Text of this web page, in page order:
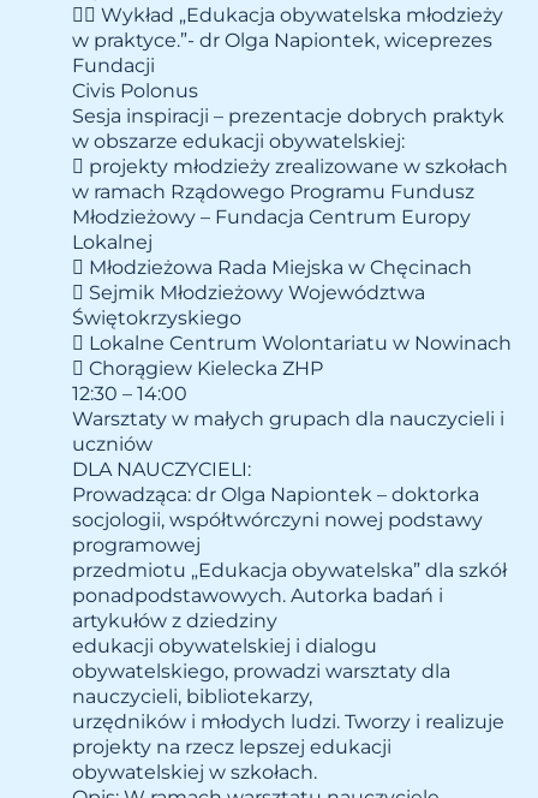
 Wykład „Edukacja obywatelska młodzieży
w praktyce.”- dr Olga Napiontek, wiceprezes
Fundacji
Civis Polonus
Sesja inspiracji – prezentacje dobrych praktyk
w obszarze edukacji obywatelskiej:
 projekty młodzieży zrealizowane w szkołach
w ramach Rządowego Programu Fundusz
Młodzieżowy – Fundacja Centrum Europy
Lokalnej
 Młodzieżowa Rada Miejska w Chęcinach
 Sejmik Młodzieżowy Województwa
Świętokrzyskiego
 Lokalne Centrum Wolontariatu w Nowinach
 Chorągiew Kielecka ZHP
12:30 – 14:00
Warsztaty w małych grupach dla nauczycieli i
uczniów
DLA NAUCZYCIELI:
Prowadząca: dr Olga Napiontek – doktorka
socjologii, współtwórczyni nowej podstawy
programowej
przedmiotu „Edukacja obywatelska” dla szkół
ponadpodstawowych. Autorka badań i
artykułów z dziedziny
edukacji obywatelskiej i dialogu
obywatelskiego, prowadzi warsztaty dla
nauczycieli, bibliotekarzy,
urzędników i młodych ludzi. Tworzy i realizuje
projekty na rzecz lepszej edukacji
obywatelskiej w szkołach.